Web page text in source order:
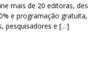
mais de 20 editoras,
e programação
pesquisadores e […]